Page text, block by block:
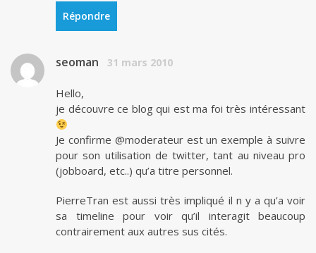
Répondre
seoman 31 mars 2010
Hello,
je découvre ce blog qui est ma foi très intéressant
Je confirme @moderateur est un exemple à suivre
pour son utilisation de twitter, tant au niveau pro
(jobboard, etc..) qu’a titre personnel.
PierreTran est aussi très impliqué il n y a qu’a voir
sa timeline pour voir qu’il interagit beaucoup
contrairement aux autres sus cités.